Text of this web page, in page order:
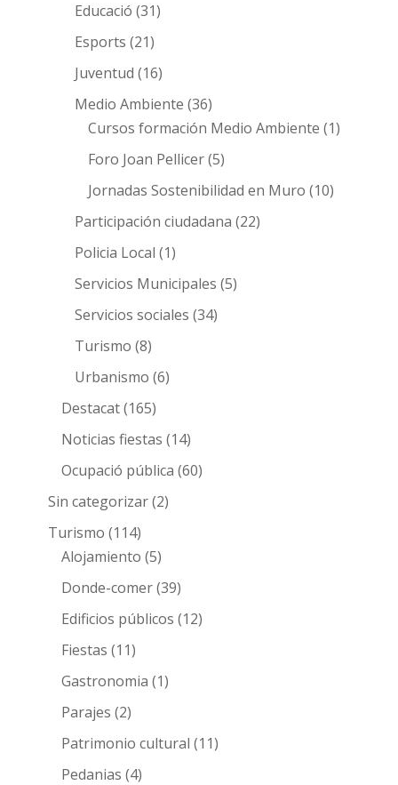
Educació (31)
Esports (21)
Juventud (16)
Medio Ambiente (36)
Cursos formación Medio Ambiente (1)
Foro Joan Pellicer(5)
Jornadas Sostenibilidad en Muro (10)
Participación ciudadana (22)
Policia Local (1)
Servicios Municipales (5)
Servicios sociales (34)
Turismo (8)
Urbanismo (6)
Destacat(165)
Noticias fiestas (14)
Ocupació pública (60)
Sin categorizar(2)
Turismo (114)
Alojamiento (5)
Donde-comer(39)
Edificios públicos (12)
Fiestas (11)
Gastronomia (1)
Parajes (2)
Patrimonio cultural (11)
Pedanias (4)